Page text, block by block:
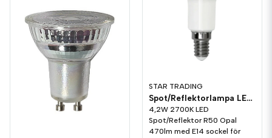
STAR TRADING
Spot/Reflektorlampa LED 470lm E14 2700K Opal
4,2W 2700K LED
Spot/Reflektor R50 Opal
470lm med E14 sockel för